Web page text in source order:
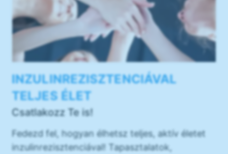
INZULINREZISZTENCIÁVAL
TELJES ÉLET
Csatlakozz Te is!
Fedezd fel, hogyan élhetsz teljes, aktív életet
inzulinrezisztenciával! Tapasztalatok,